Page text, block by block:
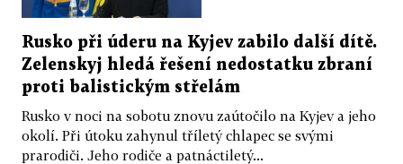
Rusko při úderu na Kyjev zabilo další dítě.
Zelenskyj hledá řešení nedostatku zbraní
proti balistickým střelám
Rusko v noci na sobotu znovu zaútočilo na Kyjev a jeho
okolí. Při útoku zahynul tříletý chlapec se svými
prarodiči. Jeho rodiče a patnáctiletý...